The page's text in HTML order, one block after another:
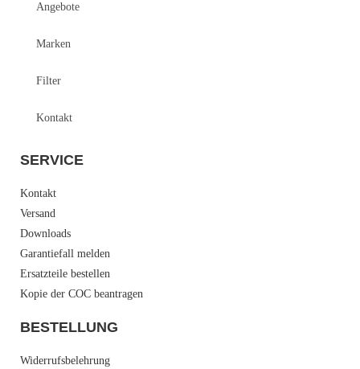
Angebote
Marken
Filter
Kontakt
SERVICE
Kontakt
Versand
Downloads
Garantiefall melden
Ersatzteile bestellen
Kopie der COC beantragen
BESTELLUNG
Widerrufsbelehrung